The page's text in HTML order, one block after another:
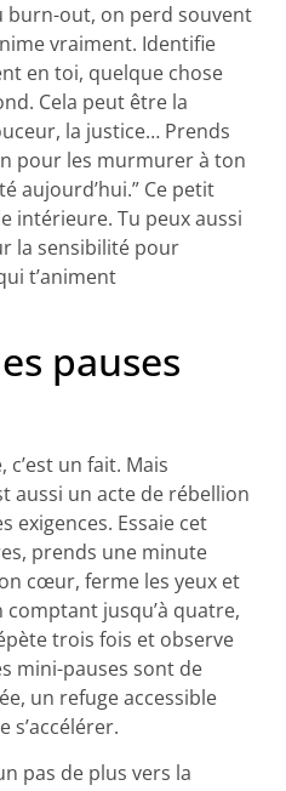
burn-out, on perd souvent
vraiment. Identifie
en toi, quelque chose
Cela peut être la
la justice… Prends
pour les murmurer à ton
aujourd’hui.” Ce petit
intérieure. Tu peux aussi
la sensibilité pour
t’animent
pauses
un fait. Mais
aussi un acte de rébellion
exigences. Essaie cet
prends une minute
cœur, ferme les yeux et
jusqu’à quatre,
trois fois et observe
mini-pauses sont de
un refuge accessible
s’accélérer.
pas de plus vers la